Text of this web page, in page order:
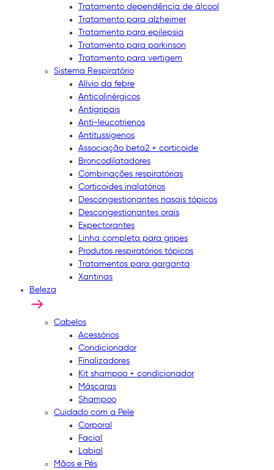
Tratamento dependência de álcool
Tratamento para alzheimer
Tratamento para epilepsia
Tratamento para parkinson
Tratamento para vertigem
Sistema Respiratório
Alívio da febre
Anticolinérgicos
Antigripais
Anti-leucotrienos
Antitussígenos
Associação beta2 + corticoide
Broncodilatadores
Combinações respiratórias
Corticoides inalatórios
Descongestionantes nasais tópicos
Descongestionantes orais
Expectorantes
Linha completa para gripes
Produtos respiratórios tópicos
Tratamentos para garganta
Xantinas
Beleza
Cabelos
Acessórios
Condicionador
Finalizadores
Kit shampoo + condicionador
Máscaras
Shampoo
Cuidado com a Pele
Corporal
Facial
Labial
Mãos e Pés